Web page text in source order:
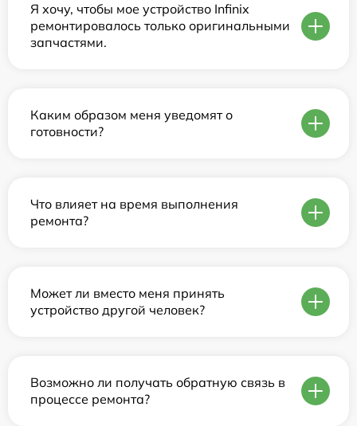
Я хочу, чтобы мое устройство Infinix
ремонтировалось только оригинальными
запчастями.
Каким образом меня уведомят о
готовности?
Что влияет на время выполнения
ремонта?
Может ли вместо меня принять
устройство другой человек?
Возможно ли получать обратную связь в
процессе ремонта?